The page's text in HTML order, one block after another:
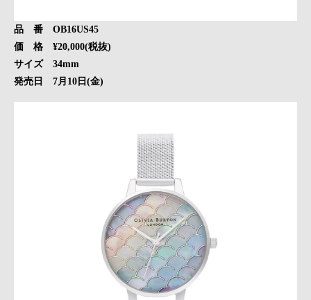
品 番 OB16US45
価 格 ¥20,000(税抜)
サイズ 34mm
発売日 7月10日(金)